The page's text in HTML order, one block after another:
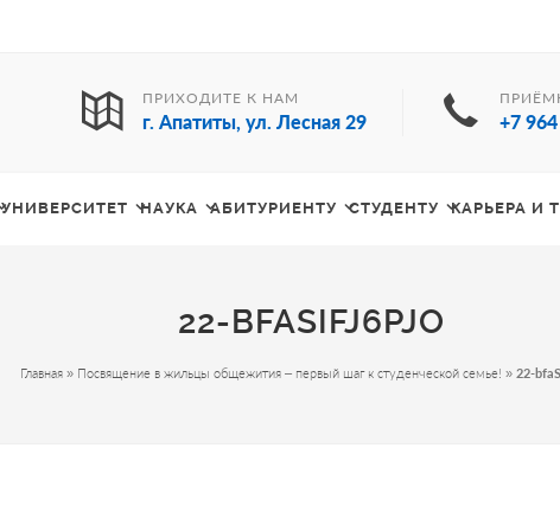
ПРИХОДИТЕ К НАМ
г. Апатиты, ул. Лесная 29 +7
УНИВЕРСИТЕТ НАУКА АБИТУРИЕНТУ СТУДЕНТУ КАРЬЕРА И
22-BFASIFJ6PJO
Главная » Посвящение в жильцы общежития – первый шаг к студенческой семье! » 22-